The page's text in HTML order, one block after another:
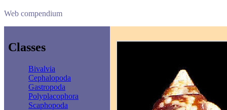
Web compendium
Classes
Bivalvia
Cephalopoda
Gastropoda
Polyplacophora
Scaphopoda